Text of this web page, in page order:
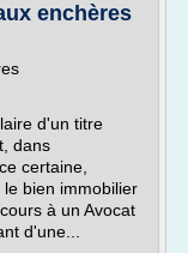
enchères
d'un titre
dans
certaine,
bien immobilier
à un Avocat
d'une...